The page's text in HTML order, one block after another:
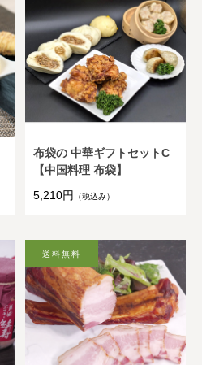
布袋の 中華ギフトセットC
【中国料理 布袋】
5,210円
（税込み）